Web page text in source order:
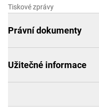
Tiskové zprávy
Právní dokumenty
Užitečné informace